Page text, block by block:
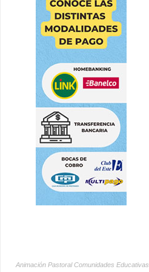
Animación Pastoral Comunidades Educativas